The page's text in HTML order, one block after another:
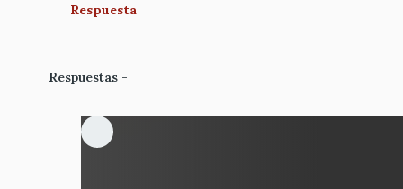
Respuesta
Respuestas